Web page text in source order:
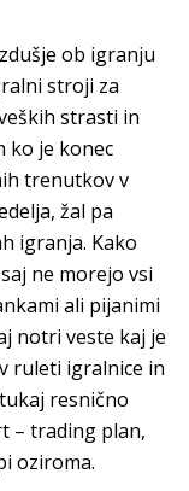
ob igranju
stroji za
strasti in
ko je konec
trenutkov v
žal pa
igranja. Kako
ne morejo vsi
ali pijanimi
notri veste kaj je
ruleti igralnice in
resnično
– trading plan,
oziroma.